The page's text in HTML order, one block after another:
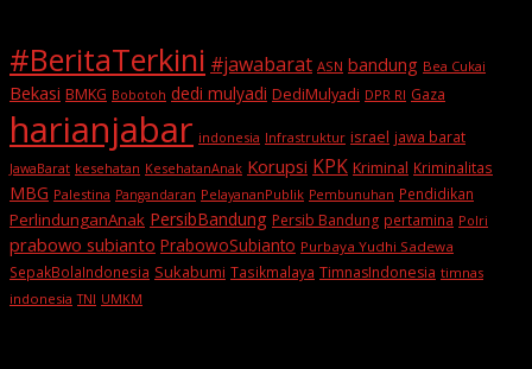
#BeritaTerkini #jawabarat ASN bandung Bea Cukai
Bekasi BMKG Bobotoh dedi mulyadi DediMulyadi DPR RI Gaza
harianjabar indonesia Infrastruktur israel jawa barat
JawaBarat kesehatan KesehatanAnak Korupsi KPK Kriminal Kriminalitas
MBG Palestina Pangandaran PelayananPublik Pembunuhan Pendidikan
PerlindunganAnak PersibBandung Persib Bandung pertamina Polri
prabowo subianto PrabowoSubianto Purbaya Yudhi Sadewa
SepakBolaIndonesia Sukabumi Tasikmalaya TimnasIndonesia timnas
indonesia TNI UMKM